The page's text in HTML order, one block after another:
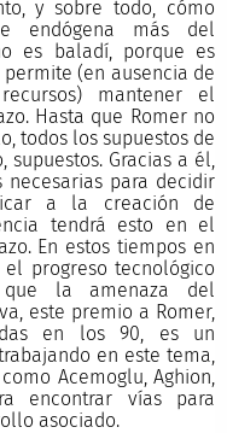
y sobre todo, cómo
endógena más del
es baladí, porque es
(en ausencia de
mantener el
Hasta que Romer no
todos los supuestos de
Gracias a él,
para decidir
a la creación de
tendrá esto en el
En estos tiempos en
el progreso tecnológico
que la amenaza del
este premio a Romer,
en los 90, es un
en este tema,
Acemoglu, Aghion,
encontrar vías para
asociado.